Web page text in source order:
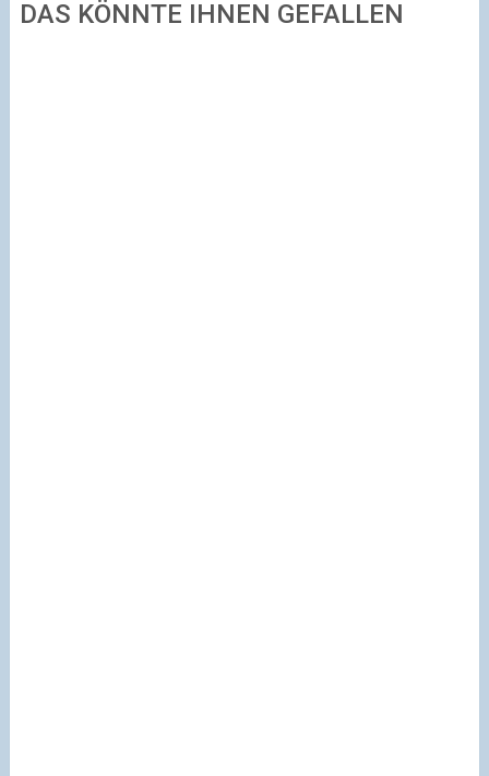
DAS KÖNNTE IHNEN GEFALLEN